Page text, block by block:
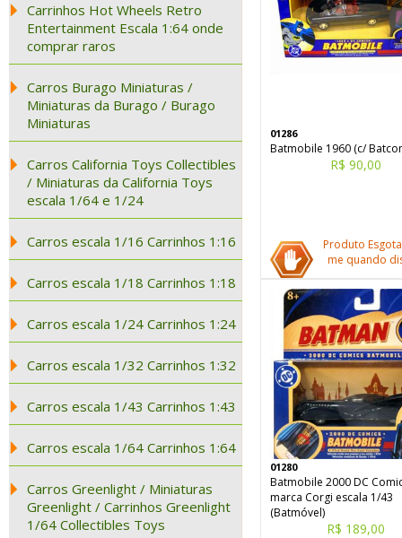
Carrinhos Hot Wheels Retro
Entertainment Escala 1:64 onde
comprar raros
Carros Burago Miniaturas /
Miniaturas da Burago / Burago
Miniaturas
Carros California Toys Collectibles
/ Miniaturas da California Toys
escala 1/64 e 1/24
Carros escala 1/16 Carrinhos 1:16
Carros escala 1/18 Carrinhos 1:18
Carros escala 1/24 Carrinhos 1:24
Carros escala 1/32 Carrinhos 1:32
Carros escala 1/43 Carrinhos 1:43
Carros escala 1/64 Carrinhos 1:64
Carros Greenlight / Miniaturas
Greenlight / Carrinhos Greenlight
1/64 Collectibles Toys
01286
Batmobile 1960 (c/
R$ 90,00
Produto
me quando
01280
Batmobile 2000 DC
marca Corgi escala 1/43
(Batmóvel)
R$ 189,00